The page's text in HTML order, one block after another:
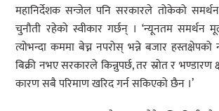
महानिर्देशक सन्जेल पनि सरकारले तोकेको समर्थन
चुनौती रहेको स्वीकार गर्छन् । ‘न्यूनतम
त्योभन्दा कममा बेच्न नपरोस् भन्ने बजार हस्तक्षेपको
बिक्री नभए सरकारले किन्नुपर्छ, तर स्रोत र भण्डारण
कारण सबै परिमाण खरिद गर्न सकिएको छैन ।’